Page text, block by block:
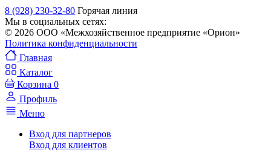
8 (928) 230-32-80 Горячая линия
Мы в социальных сетях:
© 2026 ООО «Межхозяйственное предприятие «Орион»
Политика конфиденциальности
Главная
Каталог
Корзина 0
Профиль
Меню
Вход для партнеров
Вход для клиентов